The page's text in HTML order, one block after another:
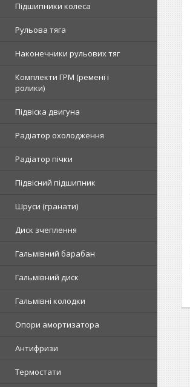
Підшипники колеса
Рульова тяга
Наконечники рульових тяг
Комплекти ГРМ (ремені і
ролики)
Підвіска двигуна
Радіатор охолодження
Радіатор пічки
Підвісний підшипник
Шруси (гранати)
Диск зчеплення
Гальмівний барабан
Гальмівний диск
Гальмівні колодки
Опори амортизатора
Антифризи
Термостати